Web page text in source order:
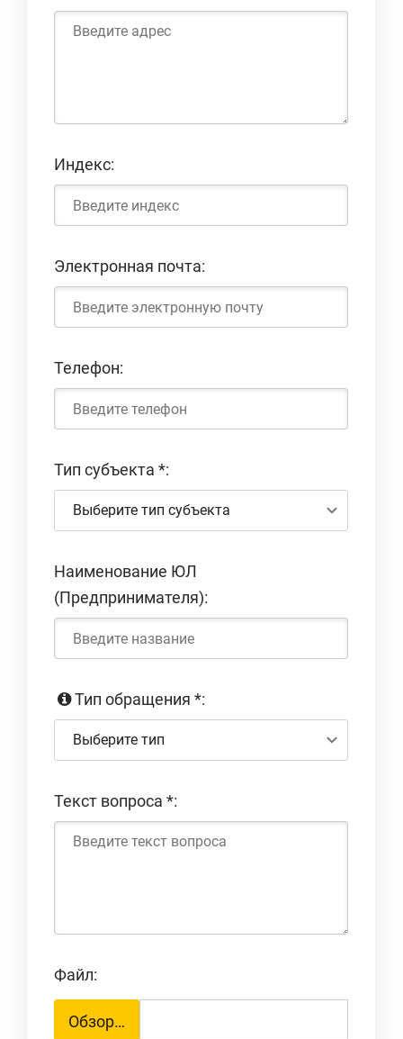
Индекс:
Электронная почта:
Телефон:
Тип субъекта *:
Выберите тип субъекта
Наименование ЮЛ
(Предпринимателя):
Тип обращения *:
Выберите тип
Текст вопроса *:
Файл:
Обзор…